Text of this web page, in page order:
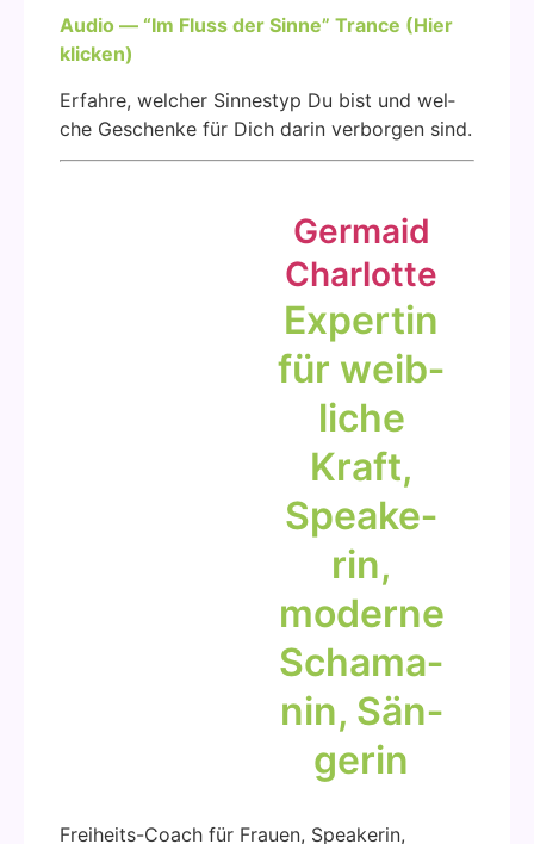
Audio — “Im Fluss der Sin­ne” Trance (Hier
kli­cken)
Erfah­re, wel­cher Sin­nes­typ Du bist und wel­
che Geschen­ke für Dich dar­in ver­bor­gen sind.
Ger­maid
Char­lot­te
Exper­tin
für weib­
li­che
Kraft,
Spea­ke­
rin,
moder­ne
Scha­ma­
nin, Sän­
ge­rin
Frei­heits-Coach für Frau­en, Spea­ke­rin,